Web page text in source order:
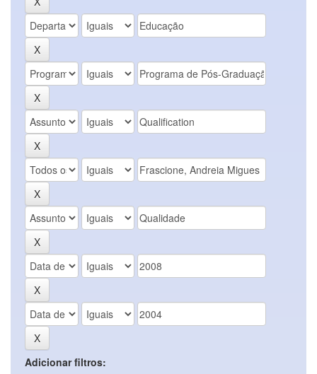
Adicionar filtros: